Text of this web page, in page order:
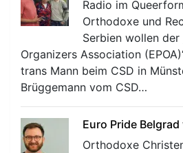
Radio im
Orthodoxe und
Serbien wollen der
Organizers Association
trans Mann beim CSD in
Brüggemann vom CSD…
Euro Pride
Orthodoxe